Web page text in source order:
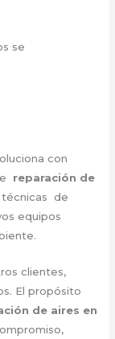
se
con
reparación de
técnicas de
equipos
clientes,
El propósito
de aires en